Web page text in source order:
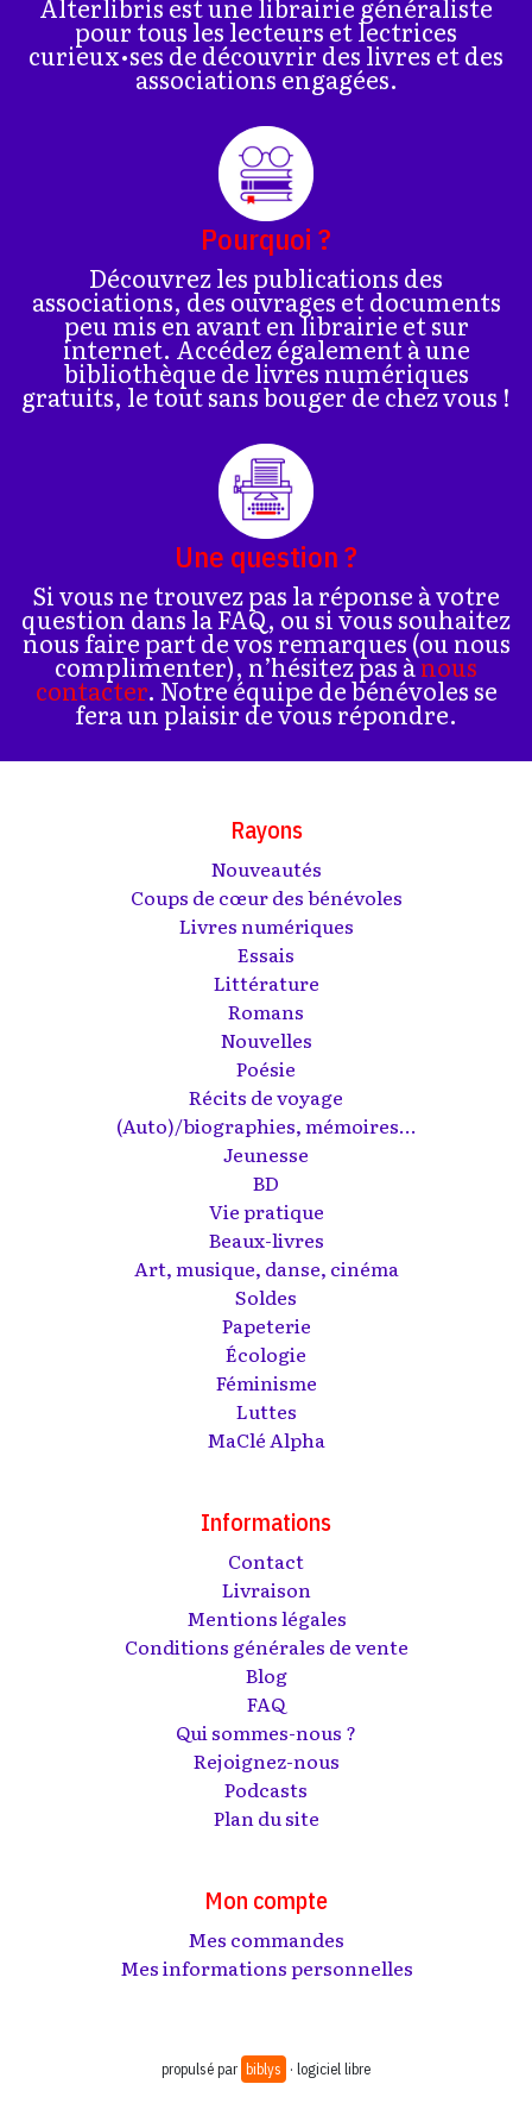
Alterlibris est une librairie généraliste
pour tous les lecteurs et lectrices
curieux•ses de découvrir des livres et des
associations engagées.
Pourquoi ?
Découvrez les publications des
associations, des ouvrages et documents
peu mis en avant en librairie et sur
internet. Accédez également à une
bibliothèque de livres numériques
gratuits, le tout sans bouger de chez vous !
Une question ?
Si vous ne trouvez pas la réponse à votre
question dans la FAQ, ou si vous souhaitez
nous faire part de vos remarques (ou nous
complimenter), n’hésitez pas ànous
contacter. Notre équipe de bénévoles se
fera un plaisir de vous répondre.
Rayons
Nouveautés
Coups de cœur des bénévoles
Livres numériques
Essais
Littérature
Romans
Nouvelles
Poésie
Récits de voyage
(Auto)/biographies, mémoires...
Jeunesse
BD
Vie pratique
Beaux-livres
Art, musique, danse, cinéma
Soldes
Papeterie
Écologie
Féminisme
Luttes
MaClé Alpha
Informations
Contact
Livraison
Mentions légales
Conditions générales de vente
Blog
FAQ
Qui sommes-nous ?
Rejoignez-nous
Podcasts
Plan du site
Mon compte
Mes commandes
Mes informations personnelles
propulsé par biblys · logiciel libre